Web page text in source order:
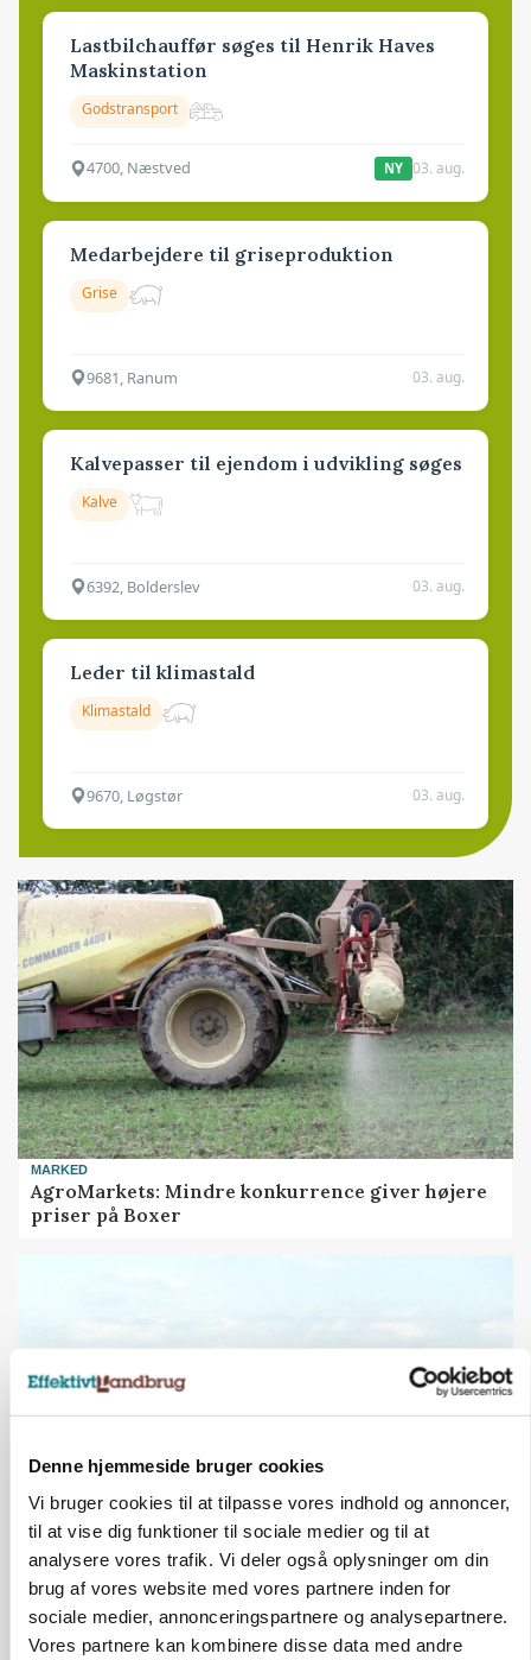
Denne hjemmeside bruger cookies
Vi bruger cookies til at tilpasse vores indhold og annoncer,
til at vise dig funktioner til sociale medier og til at
analysere vores trafik. Vi deler også oplysninger om din
brug af vores website med vores partnere inden for
sociale medier, annonceringspartnere og analysepartnere.
Vores partnere kan kombinere disse data med andre
Lastbilchauffør søges til Henrik Haves
Maskinstation
Godstransport
4700, Næstved NY 03. aug.
Medarbejdere til griseproduktion
Grise
9681, Ranum 03. aug.
Kalvepasser til ejendom i udvikling søges
Kalve
6392, Bolderslev 03. aug.
Leder til klimastald
Klimastald
9670, Løgstør 03. aug.
MARKED
AgroMarkets: Mindre konkurrence giver højere
priser på Boxer
Høstpres kan sænke hvedeprisen yderligere